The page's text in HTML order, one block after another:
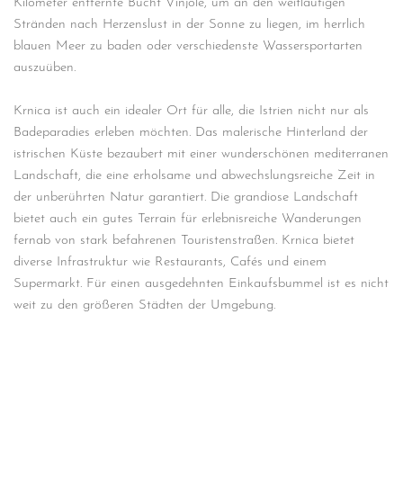
Kilometer entfernte Bucht Vinjole, um an den weitläufigen
Stränden nach Herzenslust in der Sonne zu liegen, im herrlich
blauen Meer zu baden oder verschiedenste Wassersportarten
auszuüben.
Krnica ist auch ein idealer Ort für alle, die Istrien nicht nur als
Badeparadies erleben möchten. Das malerische Hinterland der
istrischen Küste bezaubert mit einer wunderschönen mediterranen
Landschaft, die eine erholsame und abwechslungsreiche Zeit in
der unberührten Natur garantiert. Die grandiose Landschaft
bietet auch ein gutes Terrain für erlebnisreiche Wanderungen
fernab von stark befahrenen Touristenstraßen. Krnica bietet
diverse Infrastruktur wie Restaurants, Cafés und einem
Supermarkt. Für einen ausgedehnten Einkaufsbummel ist es nicht
weit zu den größeren Städten der Umgebung.